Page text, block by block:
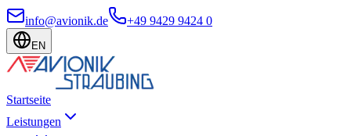
info@avionik.de +49 9429 9424 0
EN
Startseite
Leistungen